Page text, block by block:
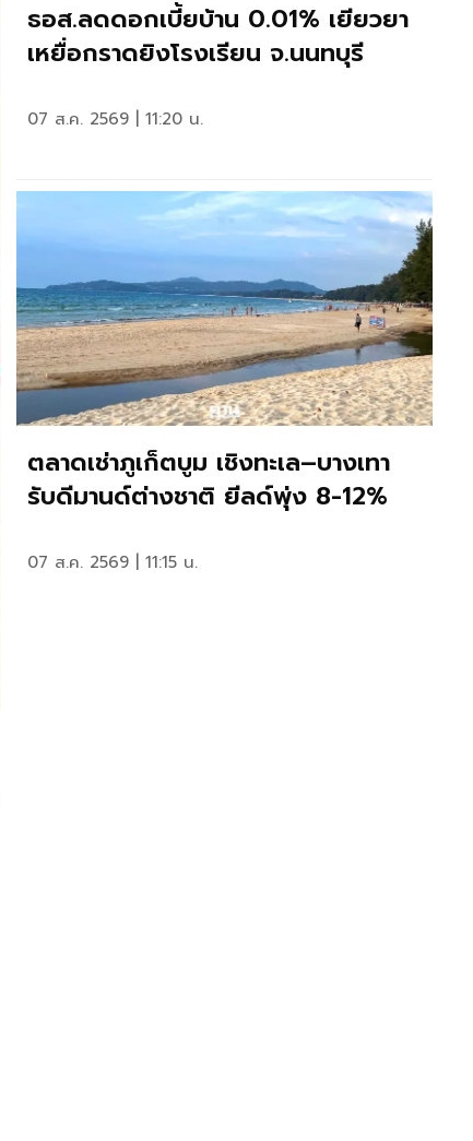
ธอส.ลดดอกเบี้ยบ้าน 0.01% เยียวยา
เหยื่อกราดยิงโรงเรียน จ.นนทบุรี
07 ส.ค. 2569 | 11:20 น.
ตลาดเช่าภูเก็ตบูม เชิงทะเล–บางเทา
รับดีมานด์ต่างชาติ ยีลด์พุ่ง 8-12%
07 ส.ค. 2569 | 11:15 น.